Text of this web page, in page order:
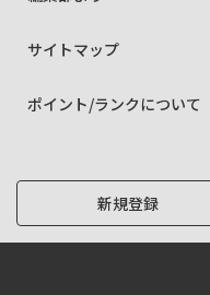
サイトマップ
ポイント/ランクについて
新規登録